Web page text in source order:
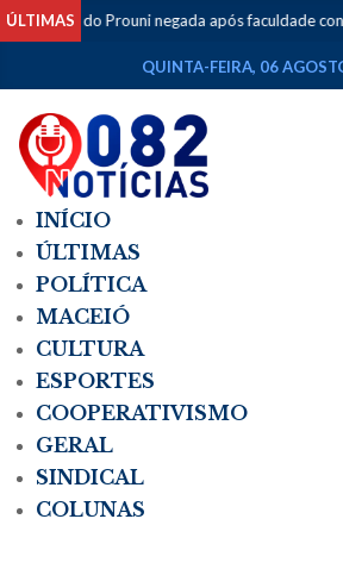
ÚLTIMASnegada após faculdade considerar
QUINTA-FEIRA, 06
INÍCIO
ÚLTIMAS
POLÍTICA
MACEIÓ
CULTURA
ESPORTES
COOPERATIVISMO
GERAL
SINDICAL
COLUNAS